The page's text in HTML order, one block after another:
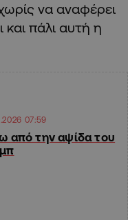
να αναφέρει
και πάλι αυτή η
07:59
από την αψίδα του